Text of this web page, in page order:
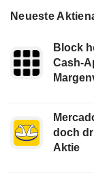
Neueste
Block
Cash-
doch
Aktie